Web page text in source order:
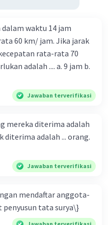
waktu 14 jam
60 km/ jam. Jika jarak
rata-rata 70
.... a. 9 jam b.
Jawaban terverifikasi
mereka diterima adalah
diterima adalah ... orang.
Jawaban terverifikasi
mendaftar anggota-
tata surya\}